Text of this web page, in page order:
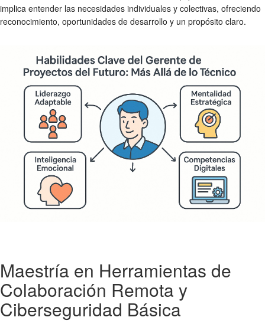
implica entender las necesidades individuales y colectivas, ofreciendo
reconocimiento, oportunidades de desarrollo y un propósito claro.
Maestría en Herramientas de
Colaboración Remota y
Ciberseguridad Básica